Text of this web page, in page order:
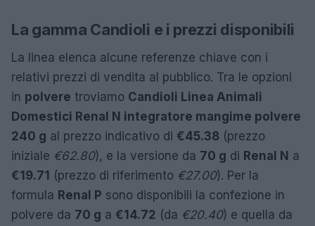
La gamma Candioli e i prezzi disponibili
La linea elenca alcune referenze chiave con i
relativi prezzi di vendita al pubblico. Tra le opzioni
in polvere troviamo Candioli Linea Animali
Domestici Renal N integratore mangime polvere
240 g al prezzo indicativo di €45.38 (prezzo
iniziale €62.80), e la versione da 70 g di Renal N a
€19.71 (prezzo di riferimento €27.00). Per la
formula Renal P sono disponibili la confezione in
polvere da 70 g a €14.72 (da €20.40) e quella da